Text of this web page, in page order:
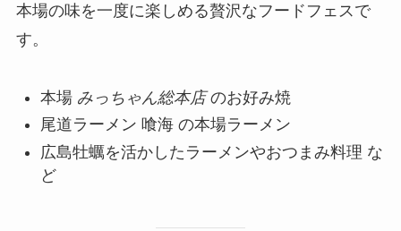
本場の味を一度に楽しめる贅沢なフードフェスで
す。
本場 みっちゃん総本店のお好み焼
尾道ラーメン 喰海 の本場ラーメン
広島牡蠣を活かしたラーメンやおつまみ料理 な
ど